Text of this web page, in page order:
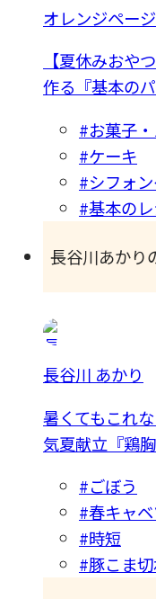
オレンジペー
【夏休みおや
作る『基本の
#お菓子
#ケーキ
#シフォ
#基本の
長谷川あかり
長谷川 あかり
暑くてもこれ
気夏献立『鶏
#ごぼう
#春キャ
#時短
#豚こま